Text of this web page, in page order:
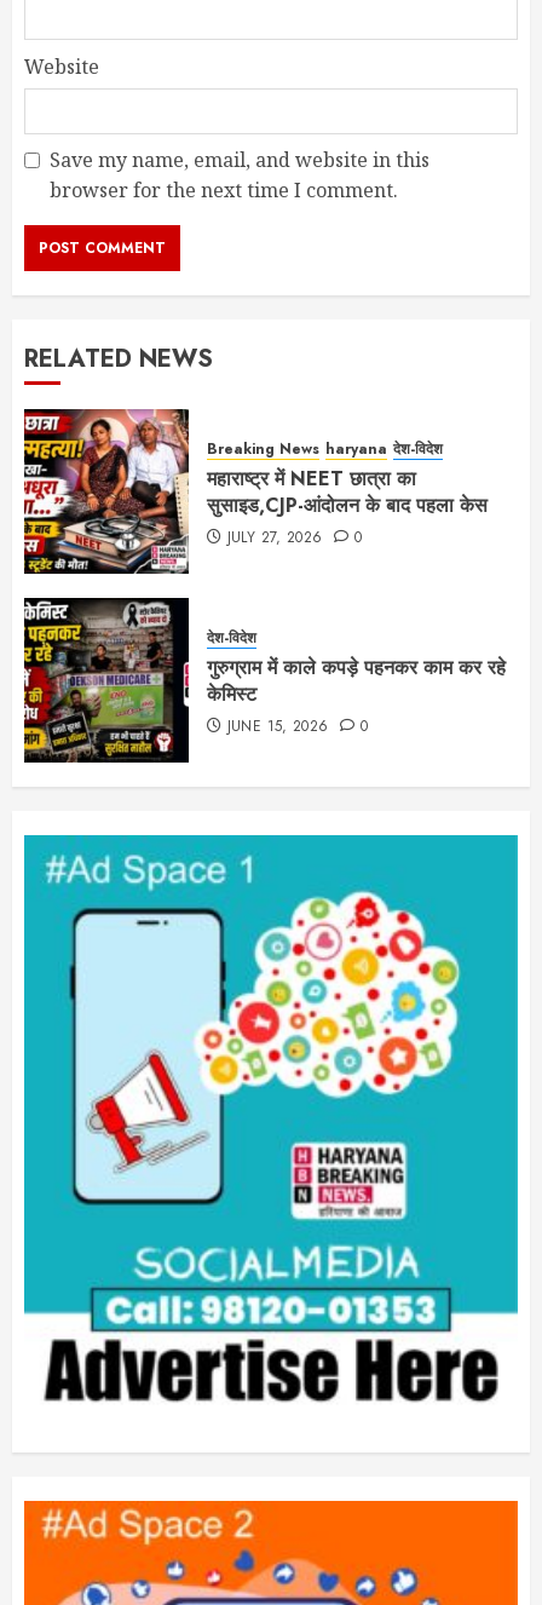
Website
Save my name, email, and website in this
browser for the next time I comment.
RELATED NEWS
Breaking News haryana देश-विदेश
महाराष्ट्र में NEET छात्रा का
सुसाइड,CJP-आंदोलन के बाद पहला केस
JULY 27, 2026 0
देश-विदेश
गुरुग्राम में काले कपड़े पहनकर काम कर रहे
केमिस्ट
JUNE 15, 2026 0